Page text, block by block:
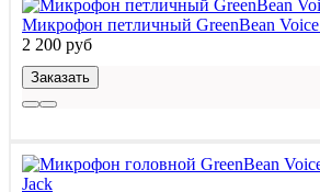
Микрофон петличный GreenBean Voice
2 200 руб
Заказать